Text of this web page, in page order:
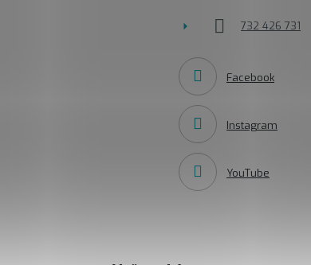
732 426 731
Facebook
Instagram
YouTube